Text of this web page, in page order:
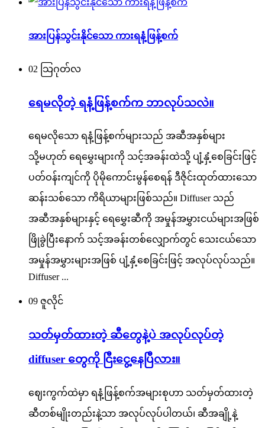
အားပြန်သွင်းနိုင်သော ကားရနံ့ဖြန့်စက်
02 သြဂုတ်လ
ရေမလိုတဲ့ ရနံ့ဖြန့်စက်က ဘာလုပ်သလဲ။
ရေမလိုသော ရနံ့ဖြန့်စက်များသည် အဆီအနှစ်များ
သို့မဟုတ် ရေမွှေးများကို သင့်အခန်းထဲသို့ ပျံ့နှံ့စေခြင်းဖြင့်
ပတ်ဝန်းကျင်ကို ပိုမိုကောင်းမွန်စေရန် ဒီဇိုင်းထုတ်ထားသော
ဆန်းသစ်သော ကိရိယာများဖြစ်သည်။ Diffuser သည်
အဆီအနှစ်များနှင့် ရေမွှေးဆီကို အမှုန်အမွှားငယ်များအဖြစ်
ဖြိုခွဲပြီးနောက် သင့်အခန်းတစ်လျှောက်တွင် သေးငယ်သော
အမှုန်အမွှားများအဖြစ် ပျံ့နှံ့စေခြင်းဖြင့် အလုပ်လုပ်သည်။
Diffuser ...
09 ဇူလိုင်
သတ်မှတ်ထားတဲ့ ဆီတွေနဲ့ပဲ အလုပ်လုပ်တဲ့
diffuser တွေကို ငြီးငွေ့နေပြီလား။
ဈေးကွက်ထဲမှာ ရနံ့ဖြန့်စက်အများစုဟာ သတ်မှတ်ထားတဲ့
ဆီတစ်မျိုးတည်းနဲ့သာ အလုပ်လုပ်ပါတယ်၊ ဆီအချို့နဲ့